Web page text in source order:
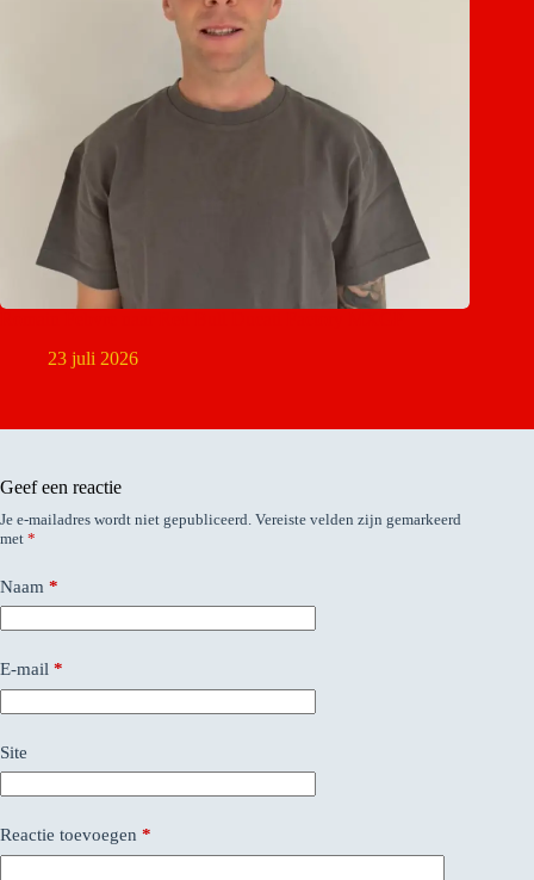
23 juli 2026
Geef een reactie
Je e-mailadres wordt niet gepubliceerd. Vereiste velden zijn gemarkeerd
met *
Naam *
E-mail *
Site
Reactie toevoegen *